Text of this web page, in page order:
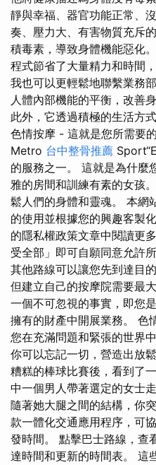
靜與幸福、器官功能正常、
奏、壓力大、有害物質充斥
積毒素，導致身體機能惡化
程式節省了大量精力和時間
我也可以更輕鬆地聯繫業務
人體內部機能的平衡，改善
此外，它透過積極的生活方
色情按摩 - 這就是您所需要
Metro 台中整骨推薦
的服務之一。 這就是為什麼
雅的房間和訓練有素的女孩
鬆人們的身體和靈魂。 本
的使用並根據您的興趣客製
的隱私權政策文章中閱讀更
受全部」即可自願同意允許
其他路線可以讓您先到達目
但建立自己的按摩院需要最
一個不可忽視的事實，即您
擁有的財產中開展業務。
您在充滿問題和緊張的世界
你可以忘記一切，營造出放
糟糕的棒球比賽後，看到了
中一個男人帶著選定的女士
隨著她大腿之間的結構，你
款一體化交通應用程序，可
發時間。 點擊巴士路線，查
達時間和更新的時間表。 這